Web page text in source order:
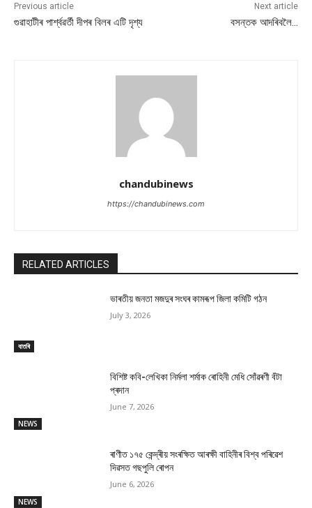
Previous article
গুৱাহাটীৰ পাৰ্শ্বৱৰ্তী দীপৰ বিলৰ এটি দৃশ্য
Next article
বসন্তক আদৰিবলৈ…
chandubinews
https://chandubinews.com
RELATED ARTICLES
বাতৰি
ভাৰতীয় জনতা মজদুৰ সংঘৰ কামৰূপ জিলা কমিটি গঠন
July 3, 2026
NEWS
বিশিষ্ট কবি-লেখিকা নিৰ্মলা শৰ্মাক ৰোহিনী মেধি সোঁৱৰণী বঁটা
প্ৰদান
June 7, 2026
NEWS
ৰাণীত ১৭৫ কেন্দ্ৰীয় সংৰক্ষিত আৰক্ষী বাহিনীৰ বিশ্ব পৰিৱেশ
দিৱসত গছপুলি ৰোপন
June 6, 2026